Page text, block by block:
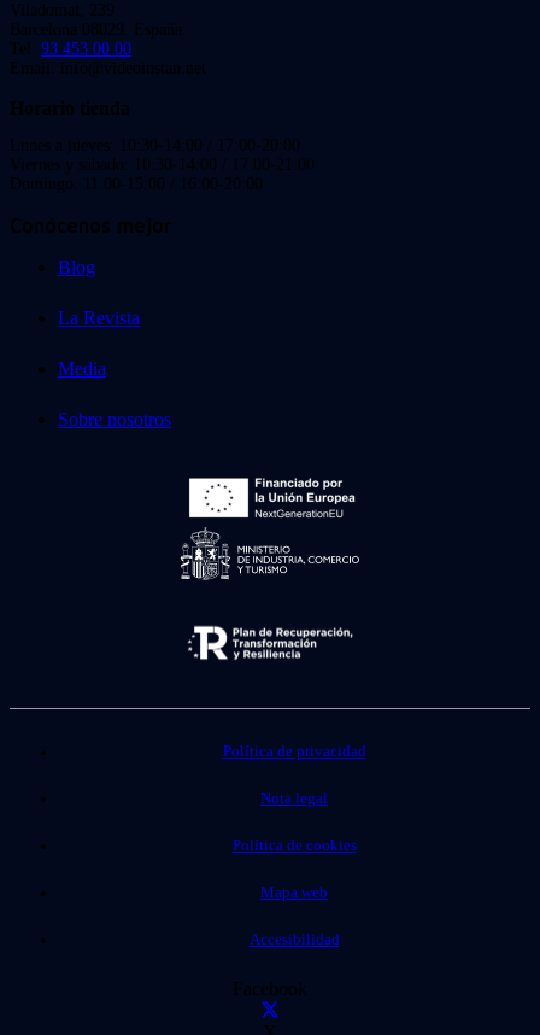
Viladomat, 239
Barcelona 08029. España.
Tel: 93 453 00 00
Email: info@videoinstan.net
Horario tienda
Lunes a jueves: 10:30-14:00 / 17:00-20:00
Viernes y sábado: 10:30-14:00 / 17:00-21:00
Domingo: 11:00-15:00 / 16:00-20:00
Conócenos mejor
Blog
La Revista
Media
Sobre nosotros
Política de privacidad
Nota legal
Política de cookies
Mapa web
Accesibilidad
Facebook